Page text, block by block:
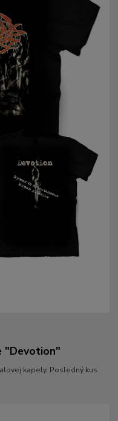
"Devotion"
kapely. Posledný kus